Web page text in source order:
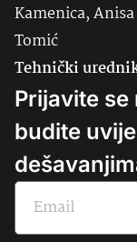
Kamenica,
Tomić
Tehnički
Prijavite se
budite